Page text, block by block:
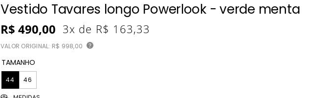
Vestido Tavares longo Powerlook - verde menta
R$ 490,00 3x de R$ 163,33
VALOR ORIGINAL: R$ 998,00 ?
TAMANHO
44 46